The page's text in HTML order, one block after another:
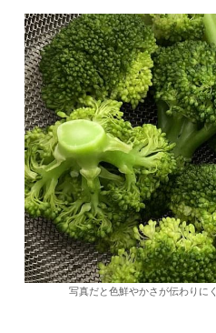
写真だと色鮮やかさが伝わりに